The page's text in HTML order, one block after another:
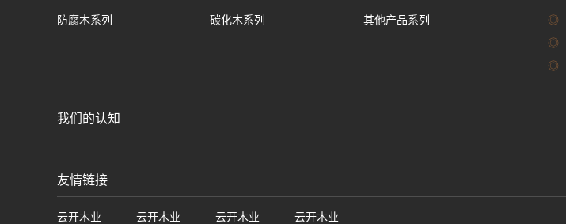
防腐木系列 碳化木系列 其他产品系列 ◎
◎
◎
我们的认知
友情链接
云开木业 云开木业 云开木业 云开木业